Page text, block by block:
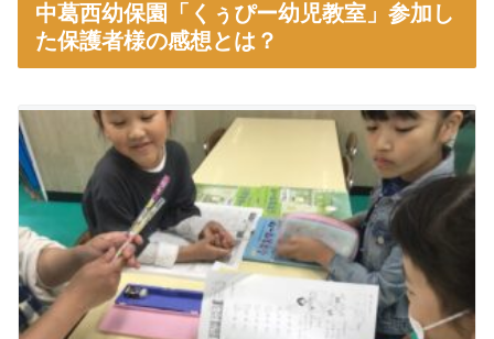
中葛西幼保園「くぅぴー幼児教室」参加し
た保護者様の感想とは？